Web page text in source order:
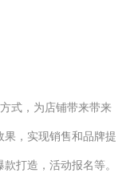
式，为店铺带来带来
果，实现销售和品牌提
款打造，活动报名等。